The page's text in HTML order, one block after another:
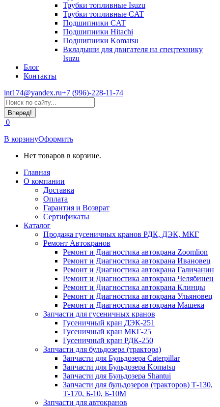
Трубки топливные Isuzu
Трубки топливные CAT
Подшипники CAT
Подшипники Hitachi
Подшипники Komatsu
Вкладыши для двигателя на спецтехнику
Isuzu
Блог
Контакты
int174@yandex.ru+7 (996)-228-11-74
Страница
WhatsApp
открывается
в
новом
окне
Поиск:
0
В корзинуОформить
Нет товаров в корзине.
Главная
О компании
Доставка
Оплата
Гарантия и Возврат
Сертификаты
Каталог
Продажа гусеничных кранов РДК, ДЭК, МКГ
Ремонт Автокранов
Ремонт и Диагностика автокрана Zoomlion
Ремонт и Диагностика автокрана Ивановец
Ремонт и Диагностика автокрана Галичанин
Ремонт и Диагностика автокрана Челябинец
Ремонт и Диагностика автокрана Клинцы
Ремонт и Диагностика автокрана Ульяновец
Ремонт и Диагностика автокрана Машека
Запчасти для гусеничных кранов
Гусеничный кран ДЭК-251
Гусеничный кран МКГ-25
Гусеничный кран РДК-250
Запчасти для бульдозера (трактора)
Запчасти для Бульдозера Caterpillar
Запчасти для Бульдозера Komatsu
Запчасти для Бульдозера Shantui
Запчасти для бульдозеров (тракторов) Т-130,
Т-170, Б-10, Б-10М
Запчасти для автокранов